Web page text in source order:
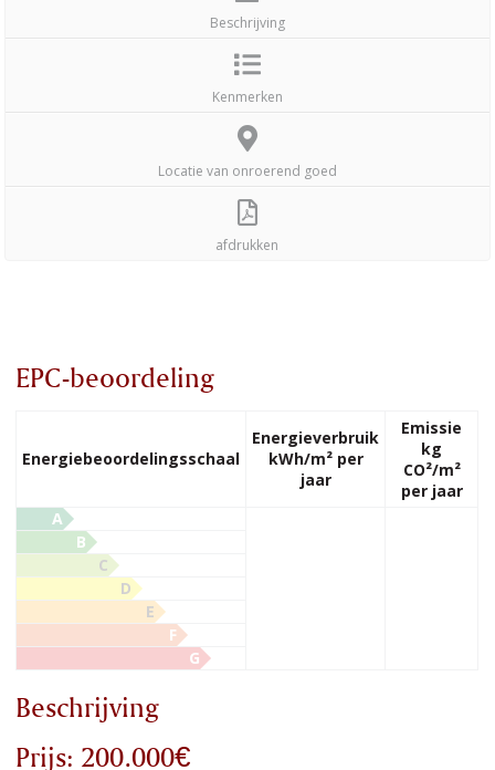
Beschrijving
Kenmerken
Locatie van onroerend goed
afdrukken
EPC-beoordeling
Energiebeoordelingsschaal
Energieverbruik
kWh/m² per
jaar
Emissie
kg
CO²/m²
per jaar
A
B
C
D
E
F
G
Beschrijving
Prijs: 200.000€